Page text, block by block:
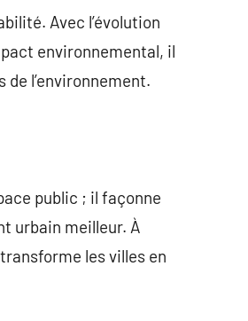
Avec l’évolution
environnemental, il
l’environnement.
public ; il façonne
urbain meilleur. À
les villes en